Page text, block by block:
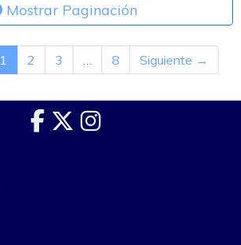
Mostrar Paginación
1 2 3 … 8 Siguiente →